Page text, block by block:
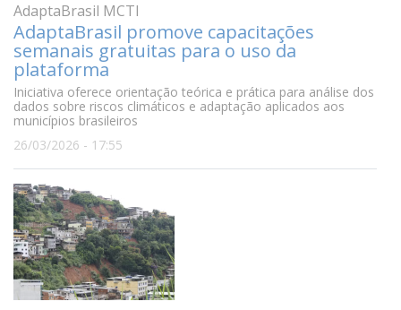
AdaptaBrasil MCTI
AdaptaBrasil promove capacitações
semanais gratuitas para o uso da
plataforma
Iniciativa oferece orientação teórica e prática para análise dos
dados sobre riscos climáticos e adaptação aplicados aos
municípios brasileiros
26/03/2026 - 17:55